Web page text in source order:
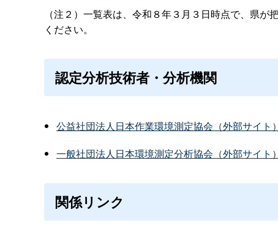
（注２）一覧表は、令和８年３月３日時点で、県
ください。
認定分析技術者・分析機関
公益社団法人日本作業環境測定協会（外部サイト）
一般社団法人日本環境測定分析協会（外部サイト）
関係リンク